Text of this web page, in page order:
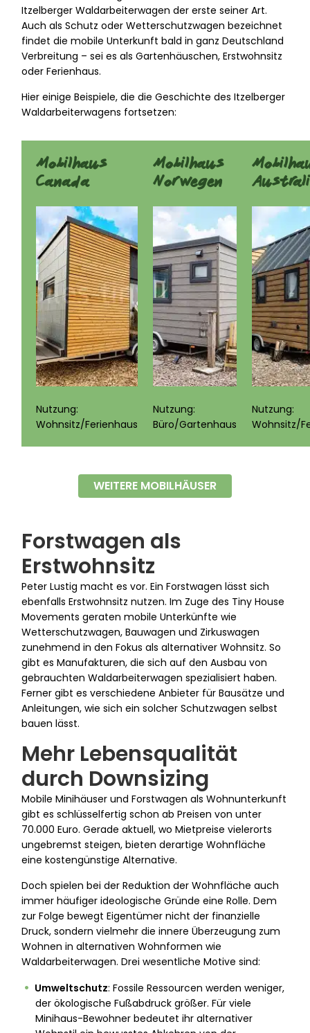
Itzelberger Waldarbeiterwagen der erste seiner Art.
Auch als Schutz oder Wetterschutzwagen bezeichnet
findet die mobile Unterkunft bald in ganz Deutschland
Verbreitung – sei es als Gartenhäuschen, Erstwohnsitz
oder Ferienhaus.
Hier einige Beispiele, die die Geschichte des Itzelberger
Waldarbeiterwagens fortsetzen:
Mobilhaus
Canada
Mobilhaus
Norwegen
Nutzung:
Wohnsitz/Ferienhaus
Nutzung:
Büro/Gartenhaus
Nutzung:
Wohnsitz/
WEITERE MOBILHÄUSER
Forstwagen als
Erstwohnsitz
Peter Lustig macht es vor. Ein Forstwagen lässt sich
ebenfalls Erstwohnsitz nutzen. Im Zuge des Tiny House
Movements geraten mobile Unterkünfte wie
Wetterschutzwagen, Bauwagen und Zirkuswagen
zunehmend in den Fokus als alternativer Wohnsitz. So
gibt es Manufakturen, die sich auf den Ausbau von
gebrauchten Waldarbeiterwagen spezialisiert haben.
Ferner gibt es verschiedene Anbieter für Bausätze und
Anleitungen, wie sich ein solcher Schutzwagen selbst
bauen lässt.
Mehr Lebensqualität
durch Downsizing
Mobile Minihäuser und Forstwagen als Wohnunterkunft
gibt es schlüsselfertig schon ab Preisen von unter
70.000 Euro. Gerade aktuell, wo Mietpreise vielerorts
ungebremst steigen, bieten derartige Wohnfläche
eine kostengünstige Alternative.
Doch spielen bei der Reduktion der Wohnfläche auch
immer häufiger ideologische Gründe eine Rolle. Dem
zur Folge bewegt Eigentümer nicht der finanzielle
Druck, sondern vielmehr die innere Überzeugung zum
Wohnen in alternativen Wohnformen wie
Waldarbeiterwagen. Drei wesentliche Motive sind:
Umweltschutz: Fossile Ressourcen werden weniger,
der ökologische Fußabdruck größer. Für viele
Minihaus-Bewohner bedeutet ihr alternativer